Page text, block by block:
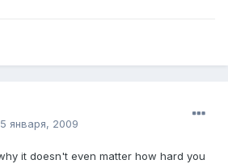
5 января, 2009
it doesn't even matter how hard you